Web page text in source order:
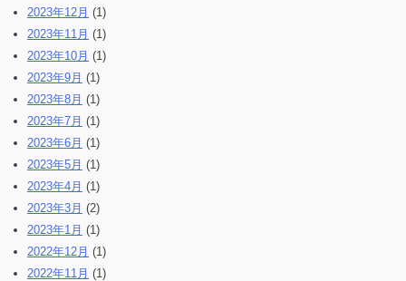
2023年12月 (1)
2023年11月 (1)
2023年10月 (1)
2023年9月 (1)
2023年8月 (1)
2023年7月 (1)
2023年6月 (1)
2023年5月 (1)
2023年4月 (1)
2023年3月 (2)
2023年1月 (1)
2022年12月 (1)
2022年11月 (1)